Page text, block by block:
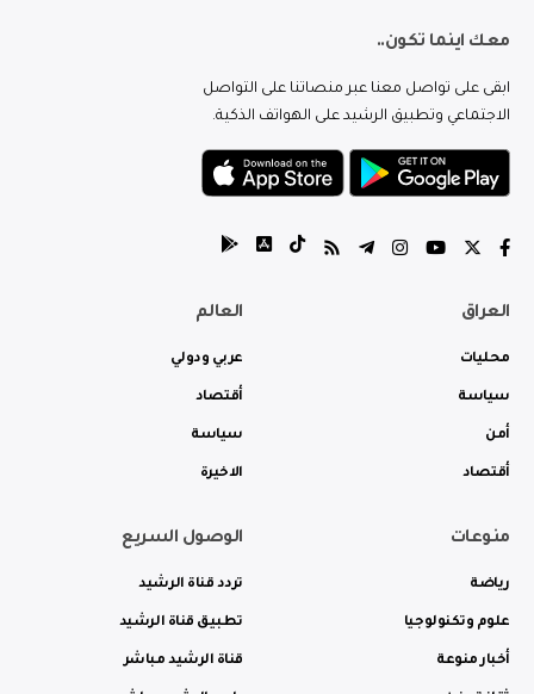
معك اينما تكون..
ابقى على تواصل معنا عبر منصاتنا على التواصل
الاجتماعي وتطبيق الرشيد على الهواتف الذكية.
العراق
محليات
سياسة
أمن
أقتصاد
العالم
عربي ودولي
أقتصاد
سياسة
الاخيرة
منوعات
رياضة
علوم وتكنولوجيا
أخبار منوعة
الوصول السريع
تردد قناة الرشيد
تطبيق قناة الرشيد
قناة الرشيد مباشر